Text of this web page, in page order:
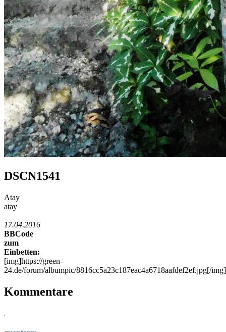
DSCN1541
Atay
atay
17.04.2016
BBCode
zum
Einbetten:
[img]https://green-
24.de/forum/albumpic/8816cc5a23c187eac4a6718aafdef2ef.jpg[/img]
Kommentare